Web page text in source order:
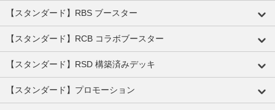
【スタンダード】RBS ブースター
【スタンダード】RCB コラボブースター
【スタンダード】RSD 構築済みデッキ
【スタンダード】プロモーション